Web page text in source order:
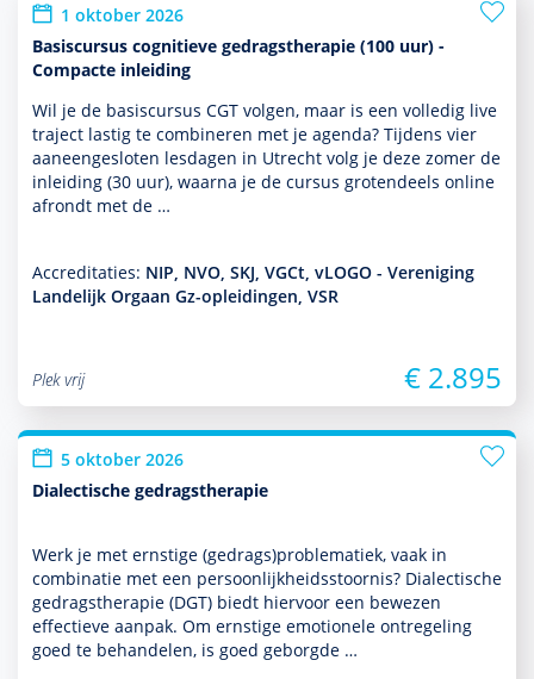
1 oktober 2026
Basiscursus cognitieve gedragstherapie (100 uur) -
Compacte inleiding
Wil je de basis­cursus CGT volgen, maar is een volledig live
traject lastig te combineren met je agenda? Tijdens vier
aaneengesloten lesdagen in Utrecht volg je deze zomer de
inleiding (30 uur), waarna je de cursus grotendeels online
afrondt met de …
Accreditaties: NIP, NVO, SKJ, VGCt, vLOGO - Vereniging
Landelijk Orgaan Gz-opleidingen, VSR
Plek vrij € 2.895
5 oktober 2026
Dialectische gedragstherapie
Werk je met ernstige (gedrags)proble­ma­tiek, vaak in
combinatie met een per­soon­lijk­heids­stoor­nis? Dialectische
gedrags­thera­pie (DGT) biedt hiervoor een bewezen
effectieve aanpak. Om ernstige emotionele ontregeling
goed te behan­delen, is goed geborgde …